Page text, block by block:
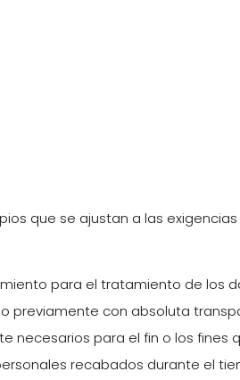
que se ajustan a las
para el tratamiento de los
previamente con absoluta
necesarios para el fin o los fines
recabados durante el